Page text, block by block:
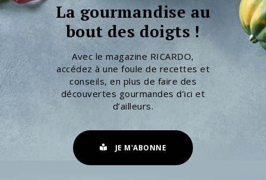
La gourmandise au
bout des doigts !
Avec le magazine RICARDO,
accédez à une foule de recettes et
conseils, en plus de faire des
découvertes gourmandes d’ici et
d’ailleurs.
JE M'ABONNE